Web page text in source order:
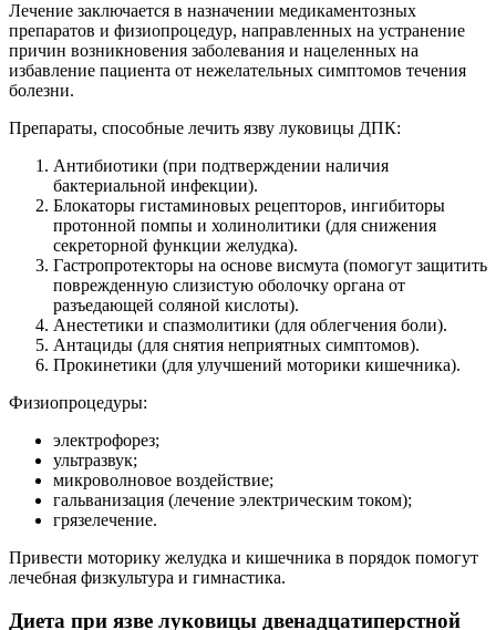
Лечение заключается в назначении медикаментозных
препаратов и физиопроцедур, направленных на устранение
причин возникновения заболевания и нацеленных на
избавление пациента от нежелательных симптомов течения
болезни.
Препараты, способные лечить язву луковицы ДПК:
Антибиотики (при подтверждении наличия
бактериальной инфекции).
Блокаторы гистаминовых рецепторов, ингибиторы
протонной помпы и холинолитики (для снижения
секреторной функции желудка).
Гастропротекторы на основе висмута (помогут защитить
поврежденную слизистую оболочку органа от
разъедающей соляной кислоты).
Анестетики и спазмолитики (для облегчения боли).
Антациды (для снятия неприятных симптомов).
Прокинетики (для улучшений моторики кишечника).
Физиопроцедуры:
электрофорез;
ультразвук;
микроволновое воздействие;
гальванизация (лечение электрическим током);
грязелечение.
Привести моторику желудка и кишечника в порядок помогут
лечебная физкультура и гимнастика.
Диета при язве луковицы двенадцатиперстной